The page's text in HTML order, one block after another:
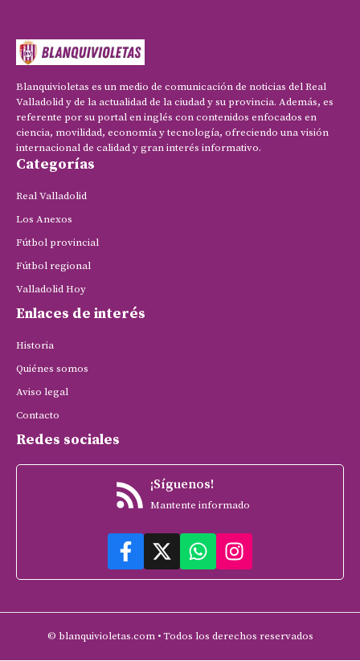
Blanquivioletas es un medio de comunicación de noticias del Real
Valladolid y de la actualidad de la ciudad y su provincia. Además, es
referente por su portal en inglés con contenidos enfocados en
ciencia, movilidad, economía y tecnología, ofreciendo una visión
internacional de calidad y gran interés informativo.
Categorías
Real Valladolid
Los Anexos
Fútbol provincial
Fútbol regional
Valladolid Hoy
Enlaces de interés
Historia
Quiénes somos
Aviso legal
Contacto
Redes sociales
¡Síguenos!
Mantente informado
© blanquivioletas.com • Todos los derechos reservados